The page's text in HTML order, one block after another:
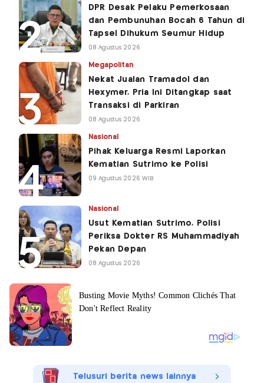
DPR Desak Pelaku Pemerkosaan
dan Pembunuhan Bocah 6 Tahun di
Tapsel Dihukum Seumur Hidup
08 Agustus 2026
Megapolitan
Nekat Jualan Tramadol dan
Hexymer, Pria Ini Ditangkap saat
Transaksi di Parkiran
08 Agustus 2026
Nasional
Pihak Keluarga Resmi Laporkan
Kematian Sutrimo ke Polisi
09 Agustus 2026 WIB
Nasional
Usut Kematian Sutrimo, Polisi
Periksa Dokter RS Muhammadiyah
Pekan Depan
08 Agustus 2026
Telusuri berita news lainnya